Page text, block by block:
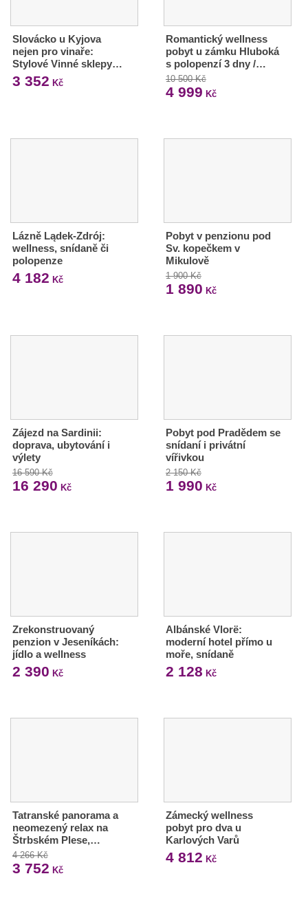
Slovácko u Kyjova
nejen pro vinaře:
Stylové Vinné sklepy…
3 352 Kč
Romantický wellness
pobyt u zámku Hluboká
s polopenzí 3 dny /…
10 500 Kč
4 999 Kč
Lázně Lądek-Zdrój:
wellness, snídaně či
polopenze
4 182 Kč
Pobyt v penzionu pod
Sv. kopečkem v
Mikulově
1 900 Kč
1 890 Kč
Zájezd na Sardinii:
doprava, ubytování i
výlety
16 590 Kč
16 290 Kč
Pobyt pod Pradědem se
snídaní i privátní
vířivkou
2 150 Kč
1 990 Kč
Zrekonstruovaný
penzion v Jeseníkách:
jídlo a wellness
2 390 Kč
Albánské Vlorë:
moderní hotel přímo u
moře, snídaně
2 128 Kč
Tatranské panorama a
neomezený relax na
Štrbském Plese,…
4 266 Kč
3 752 Kč
Zámecký wellness
pobyt pro dva u
Karlových Varů
4 812 Kč